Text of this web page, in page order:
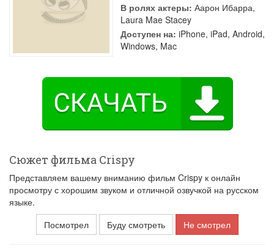
В ролях актеры: Аарон Ибарра,
Laura Mae Stacey
Доступен на: iPhone, iPad, Android,
Windows, Mac
Сюжет фильма Crispy
Представляем вашему вниманию фильм Crispy к онлайн
просмотру с хорошим звуком и отличной озвучкой на русском
языке.
Посмотрел
Буду смотреть Не смотрел